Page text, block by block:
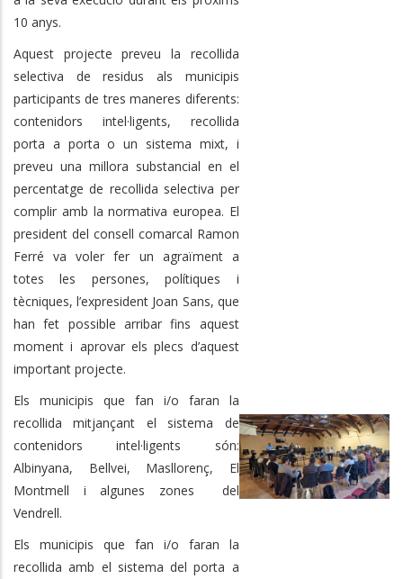
10 anys.
Aquest projecte preveu la recollida
selectiva de residus als municipis
participants de tres maneres diferents:
contenidors intel·ligents, recollida
porta a porta o un sistema mixt, i
preveu una millora substancial en el
percentatge de recollida selectiva per
complir amb la normativa europea. El
president del consell comarcal Ramon
Ferré va voler fer un agraïment a
totes les persones, polítiques i
tècniques, l’expresident Joan Sans, que
han fet possible arribar fins aquest
moment i aprovar els plecs d’aquest
important projecte.
Els municipis que fan i/o faran la
recollida mitjançant el sistema de
contenidors intel·ligents són:
Albinyana, Bellvei, Masllorenç, El
Montmell i algunes zones del
Vendrell.
Els municipis que fan i/o faran la
recollida amb el sistema del porta a